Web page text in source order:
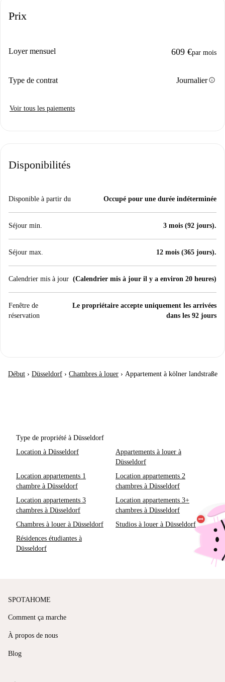
Prix
Loyer mensuel 609 €par mois
Type de contrat Journalierinfo
Voir tous les paiements
Disponibilités
Disponible à partir du Occupé pour une durée indéterminée
Séjour min. 3 mois (92 jours).
Séjour max. 12 mois (365 jours).
Calendrier mis à jour (Calendrier mis à jour il y a environ 20 heures)
Fenêtre de
réservation
Le propriétaire accepte uniquement les arrivées
dans les 92 jours
Début › Düsseldorf › Chambres à louer › Appartement à kölner landstraße
Type de propriété à Düsseldorf
Location à Düsseldorf
Appartements à louer à
Düsseldorf
Location appartements 1
chambre à Düsseldorf
Location appartements 2
chambres à Düsseldorf
Location appartements 3
chambres à Düsseldorf
Location appartements 3+
chambres à Düsseldorf
Chambres à louer à Düsseldorf
Studios à louer à Düsseldorf
Résidences étudiantes à
Düsseldorf
SPOTAHOME
Comment ça marche
À propos de nous
Blog